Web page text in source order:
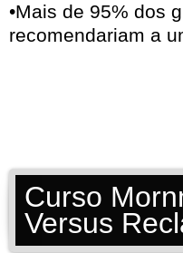
•Mais de 95% dos
recomendariam a
Curso
Versus